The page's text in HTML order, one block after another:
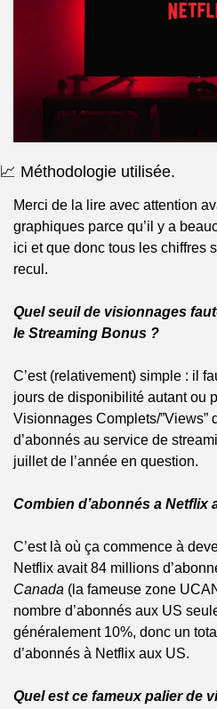
📈 Méthodologie utilisée.
Merci de la lire avec attention
graphiques parce qu’il y a
ici et que donc tous les chiffres
recul.
Quel seuil de visionnages
le Streaming Bonus ?
C’est (relativement) simple : il
jours de disponibilité autant ou
Visionnages Complets/”Views”
d’abonnés au service de
juillet de l’année en question.
Combien d’abonnés a Netflix
C’est là où ça commence à
Netflix avait 84 millions
Canada (la fameuse zone
nombre d’abonnés aux US
généralement 10%, donc un
d’abonnés à Netflix aux US.
Quel est ce fameux palier de